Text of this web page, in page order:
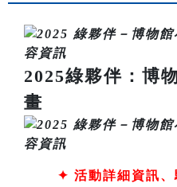
2025綠夥伴：博
畫
✦ 活動詳細資訊